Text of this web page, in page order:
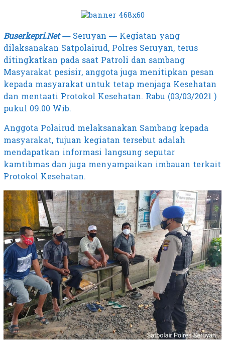
Buserkepri.Net —Seruyan — Kegiatan yang
dilaksanakan Satpolairud, Polres Seruyan, terus
ditingkatkan pada saat Patroli dan sambang
Masyarakat pesisir, anggota juga menitipkan pesan
kepada masyarakat untuk tetap menjaga Kesehatan
dan mentaati Protokol Kesehatan. Rabu (03/03/2021 )
pukul 09.00 Wib.
Anggota Polairud melaksanakan Sambang kepada
masyarakat, tujuan kegiatan tersebut adalah
mendapatkan informasi langsung seputar
kamtibmas dan juga menyampaikan imbauan terkait
Protokol Kesehatan.